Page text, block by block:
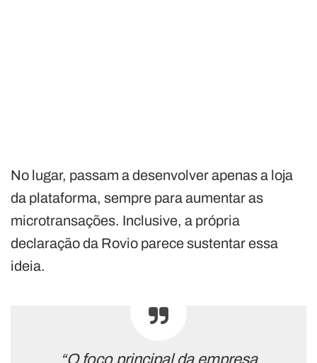
No lugar, passam a desenvolver apenas a loja
da plataforma, sempre para aumentar as
microtransações. Inclusive, a própria
declaração da Rovio parece sustentar essa
ideia.
“O foco principal da empresa